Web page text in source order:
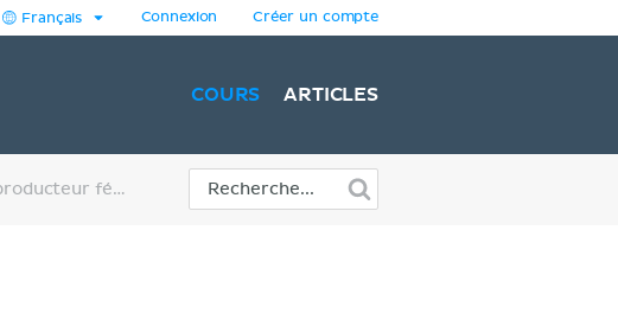
Français Connexion Créer un compte
COURS ARTICLES
Système reproducteur féminin